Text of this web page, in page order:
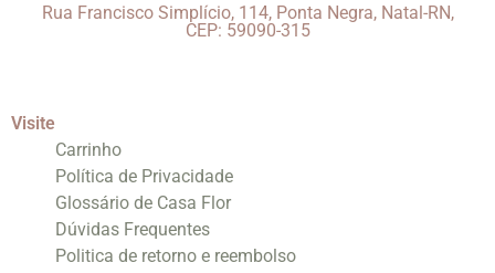
Rua Francisco Simplício, 114, Ponta Negra, Natal-RN,
CEP: 59090-315
Visite
Carrinho
Política de Privacidade
Glossário de Casa Flor
Dúvidas Frequentes
Politica de retorno e reembolso